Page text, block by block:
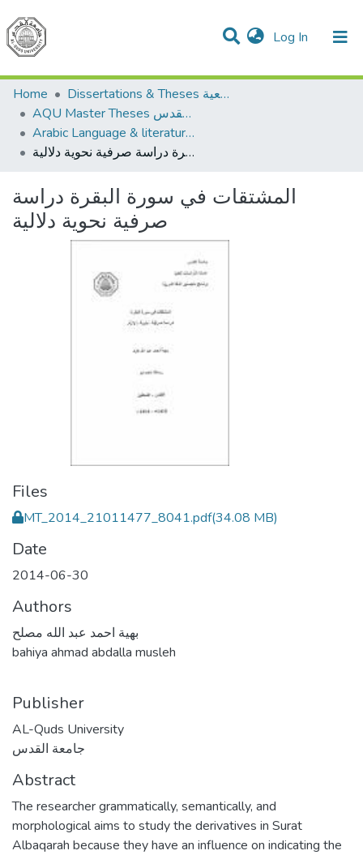
Log In (current)
Communities & Collections
All of DSpace
Home
Dissertations & Theses الرسائل الجامعية
AQU Master Theses الرسائل الجامعية الخاصة بجامعة القدس
Arabic Language & literature اللغة العربية وآدابها
المشتقات في سورة البقرة دراسة صرفية نحوية دلالية
المشتقات في سورة البقرة دراسة
صرفية نحوية دلالية
Files
MT_2014_21011477_8041.pdf(34.08 MB)
Date
2014-06-30
Authors
بهية احمد عبد الله مصلح
bahiya ahmad abdalla musleh
Publisher
AL-Quds University
جامعة القدس
Abstract
The researcher grammatically, semantically, and
morphological aims to study the derivatives in Surat
Albaqarah because they have an influence on indicating the